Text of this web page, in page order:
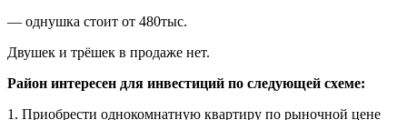
— однушка стоит от 480тыс.
Двушек и трёшек в продаже нет.
Район интересен для инвестиций по следующей схеме:
1. Приобрести однокомнатную квартиру по рыночной цене